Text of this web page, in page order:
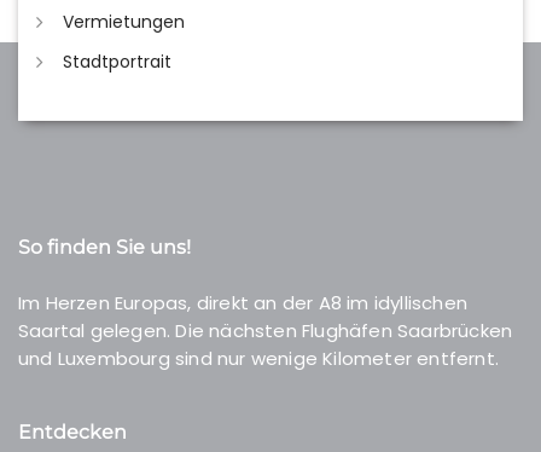
Vermietungen
Stadtportrait
So finden Sie uns!
Im Herzen Europas, direkt an der A8 im idyllischen
Saartal gelegen. Die nächsten Flughäfen Saarbrücken
und Luxembourg sind nur wenige Kilometer entfernt.
Entdecken